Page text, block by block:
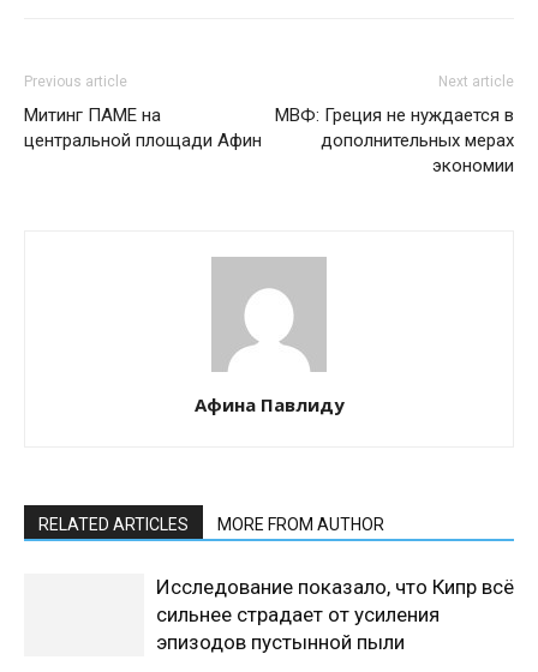
Previous article
Митинг ПАМЕ на
центральной площади Афин
Next article
МВФ: Греция не нуждается в
дополнительных мерах
экономии
Афина Павлиду
RELATED ARTICLES MORE FROM AUTHOR
Исследование показало, что Кипр всё
сильнее страдает от усиления
эпизодов пустынной пыли